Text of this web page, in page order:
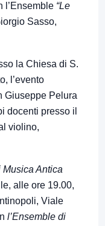
l’Ensemble “Le
Sasso,
la Chiesa di S.
l’evento
Giuseppe Pelura
docenti presso il
violino,
Antica
alle ore 19.00,
Viale
l’Ensemble di